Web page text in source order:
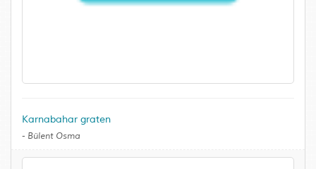
Karnabahar graten
- Bülent Osma